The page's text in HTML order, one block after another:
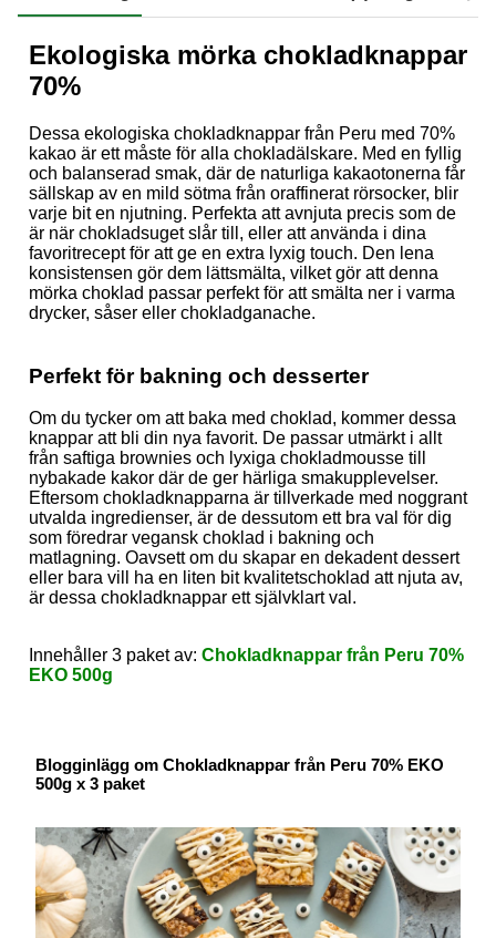
Ekologiska mörka chokladknappar
70%
Dessa ekologiska chokladknappar från Peru med 70%
kakao är ett måste för alla chokladälskare. Med en fyllig
och balanserad smak, där de naturliga kakaotonerna får
sällskap av en mild sötma från oraffinerat rörsocker, blir
varje bit en njutning. Perfekta att avnjuta precis som de
är när chokladsuget slår till, eller att använda i dina
favoritrecept för att ge en extra lyxig touch. Den lena
konsistensen gör dem lättsmälta, vilket gör att denna
mörka choklad passar perfekt för att smälta ner i varma
drycker, såser eller chokladganache.
Perfekt för bakning och desserter
Om du tycker om att baka med choklad, kommer dessa
knappar att bli din nya favorit. De passar utmärkt i allt
från saftiga brownies och lyxiga chokladmousse till
nybakade kakor där de ger härliga smakupplevelser.
Eftersom chokladknapparna är tillverkade med noggrant
utvalda ingredienser, är de dessutom ett bra val för dig
som föredrar vegansk choklad i bakning och
matlagning. Oavsett om du skapar en dekadent dessert
eller bara vill ha en liten bit kvalitetschoklad att njuta av,
är dessa chokladknappar ett självklart val.
Innehåller 3 paket av: Chokladknappar från Peru 70%
EKO 500g
Blogginlägg om Chokladknappar från Peru 70% EKO
500g x 3 paket